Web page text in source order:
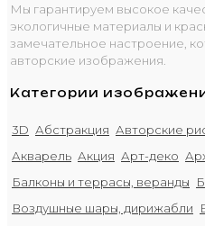
Мы гарантируем высокое
экологичные материалы и
замечательное настроение,
авторские изображения.
Категории
3D Абстракция Авторские
Акварель Акция Арт-деко
Балконы и террасы, веранды
Воздушные шары, дирижабли